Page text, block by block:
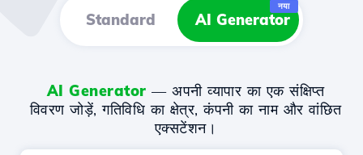
Standard AI Generator
नया
AI Generator — अपनी व्यापार का एक संक्षिप्त
विवरण जोड़ें, गतिविधि का क्षेत्र, कंपनी का नाम और वांछित
एक्सटेंशन।